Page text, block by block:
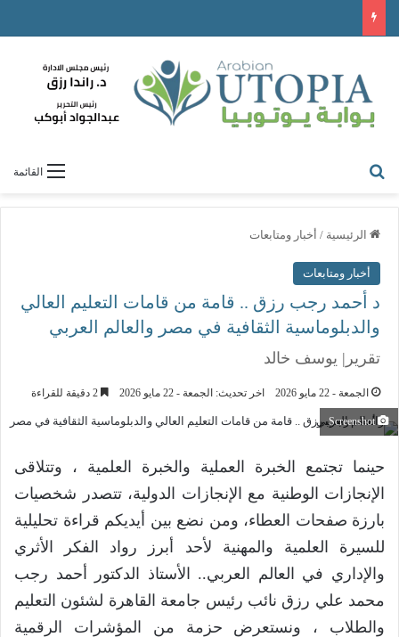
القائمة
الرئيسية / أخبار ومتابعات
أخبار ومتابعات
د أحمد رجب رزق .. قامة من قامات التعليم العالي
والدبلوماسية الثقافية في مصر والعالم العربي
تقرير| يوسف خالد
الجمعة - 22 مايو 2026 اخر تحديث: الجمعة - 22 مايو 2026
حينما تجتمع الخبرة العملية والخبرة العلمية ، وتتلاقى
الإنجازات الوطنية مع الإنجازات الدولية، تتصدر شخصيات
بارزة صفحات العطاء، ومن نضع بين أيديكم قراءة تحليلية
للسيرة العلمية والمهنية لأحد أبرز رواد الفكر الأثري
والإداري في العالم العربي.. الأستاذ الدكتور أحمد رجب
محمد علي رزق نائب رئيس جامعة القاهرة لشئون التعليم
والطلاب ، ونستعرض حزمة من المؤشرات الرقمية